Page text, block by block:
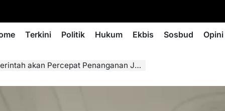
Terkini Politik Hukum Ekbis Sosbud Opini
akan Percepat Penanganan Judi Online